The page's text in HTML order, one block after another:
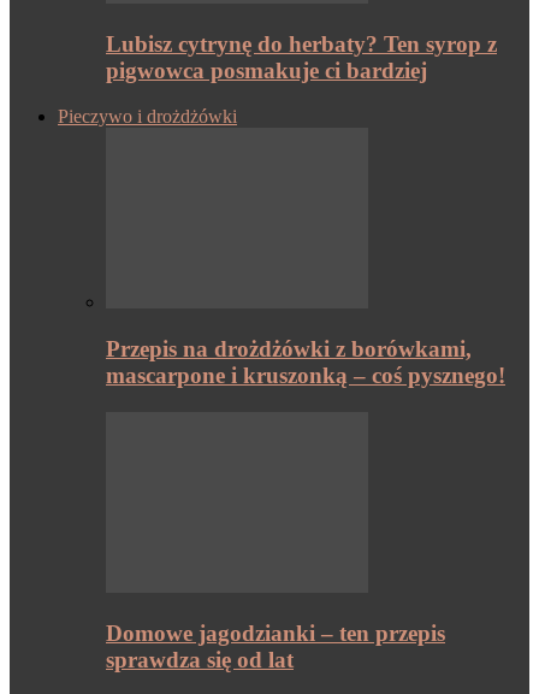
Lubisz cytrynę do herbaty? Ten syrop z
pigwowca posmakuje ci bardziej
Pieczywo i drożdżówki
Przepis na drożdżówki z borówkami,
mascarpone i kruszonką – coś pysznego!
Domowe jagodzianki – ten przepis
sprawdza się od lat